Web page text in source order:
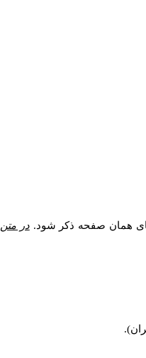
همان صفحه ذکر شود. در متن